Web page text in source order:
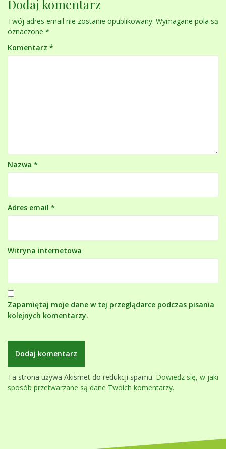
Dodaj komentarz
Twój adres email nie zostanie opublikowany. Wymagane pola są
oznaczone *
Komentarz *
Nazwa *
Adres email *
Witryna internetowa
Zapamiętaj moje dane w tej przeglądarce podczas pisania
kolejnych komentarzy.
Ta strona używa Akismet do redukcji spamu. Dowiedz się, w jaki
sposób przetwarzane są dane Twoich komentarzy.